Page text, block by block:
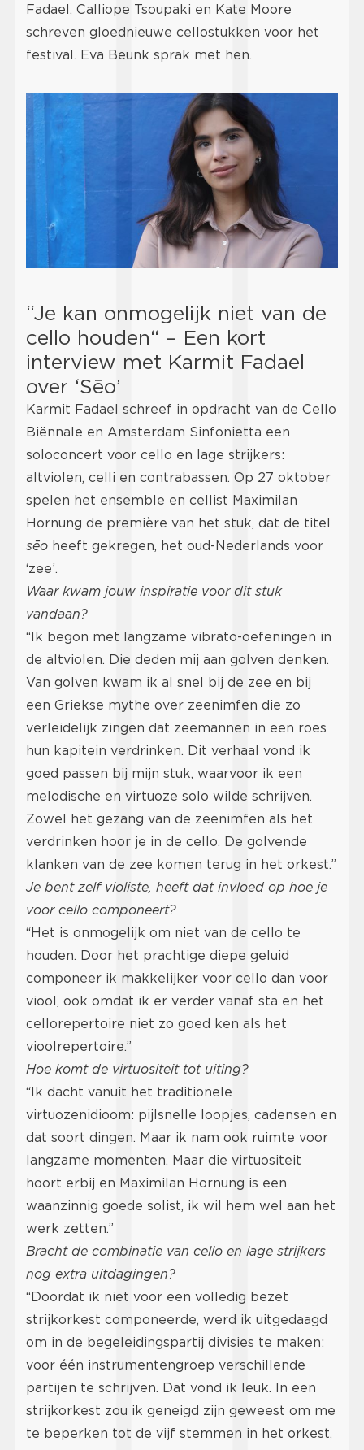
Fadael, Calliope Tsoupaki en Kate Moore
schreven gloednieuwe cellostukken voor het
festival. Eva Beunk sprak met hen.
“Je kan onmogelijk niet van de
cello houden“ – Een kort
interview met Karmit Fadael
over ‘Sēo’
Karmit Fadael schreef in opdracht van de Cello
Biënnale en Amsterdam Sinfonietta een
soloconcert voor cello en lage strijkers:
altviolen, celli en contrabassen. Op 27 oktober
spelen het ensemble en cellist Maximilan
Hornung de première van het stuk, dat de titel
sēo heeft gekregen, het oud-Nederlands voor
‘zee’.
Waar kwam jouw inspiratie voor dit stuk
vandaan?
“Ik begon met langzame vibrato-oefeningen in
de altviolen. Die deden mij aan golven denken.
Van golven kwam ik al snel bij de zee en bij
een Griekse mythe over zeenimfen die zo
verleidelijk zingen dat zeemannen in een roes
hun kapitein verdrinken. Dit verhaal vond ik
goed passen bij mijn stuk, waarvoor ik een
melodische en virtuoze solo wilde schrijven.
Zowel het gezang van de zeenimfen als het
verdrinken hoor je in de cello. De golvende
klanken van de zee komen terug in het orkest.”
Je bent zelf violiste, heeft dat invloed op hoe je
voor cello componeert?
“Het is onmogelijk om niet van de cello te
houden. Door het prachtige diepe geluid
componeer ik makkelijker voor cello dan voor
viool, ook omdat ik er verder vanaf sta en het
cellorepertoire niet zo goed ken als het
vioolrepertoire.”
Hoe komt de virtuositeit tot uiting?
“Ik dacht vanuit het traditionele
virtuozenidioom: pijlsnelle loopjes, cadensen en
dat soort dingen. Maar ik nam ook ruimte voor
langzame momenten. Maar die virtuositeit
hoort erbij en Maximilan Hornung is een
waanzinnig goede solist, ik wil hem wel aan het
werk zetten.”
Bracht de combinatie van cello en lage strijkers
nog extra uitdagingen?
“Doordat ik niet voor een volledig bezet
strijkorkest componeerde, werd ik uitgedaagd
om in de begeleidingspartij divisies te maken:
voor één instrumentengroep verschillende
partijen te schrijven. Dat vond ik leuk. In een
strijkorkest zou ik geneigd zijn geweest om me
te beperken tot de vijf stemmen in het orkest,